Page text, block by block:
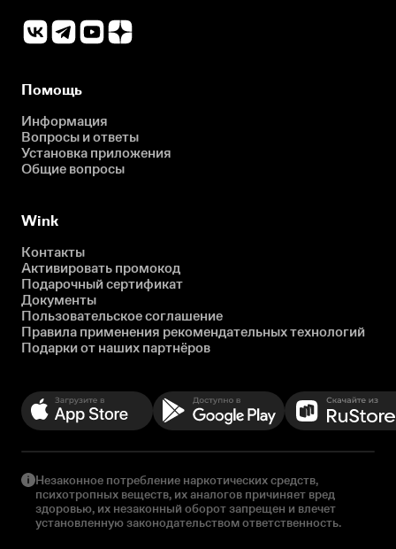
Помощь
Информация
Вопросы и ответы
Установка приложения
Общие вопросы
Wink
Контакты
Активировать промокод
Подарочный сертификат
Документы
Пользовательское соглашение
Правила применения рекомендательных технологий
Подарки от наших партнёров
Незаконное потребление наркотических средств,
психотропных веществ, их аналогов причиняет вред
здоровью, их незаконный оборот запрещен и влечет
установленную законодательством ответственность.